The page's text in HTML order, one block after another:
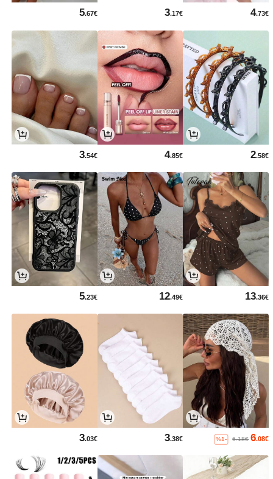
4.73€
3.17€
5.67€
2.58€
4.85€
3.54€
13.36€
12.49€
5.23€
6.08€
6.18€
%1-
3.38€
3.03€